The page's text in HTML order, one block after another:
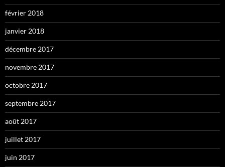
février 2018
janvier 2018
décembre 2017
novembre 2017
octobre 2017
septembre 2017
août 2017
juillet 2017
juin 2017